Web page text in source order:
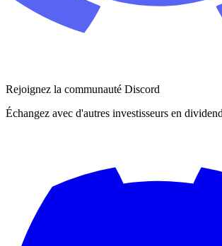
Rejoignez la communauté Discord
Échangez avec d'autres investisseurs en